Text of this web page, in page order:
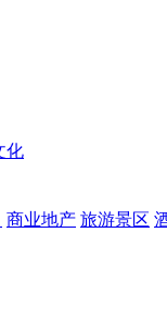
化
商业地产 旅游景区